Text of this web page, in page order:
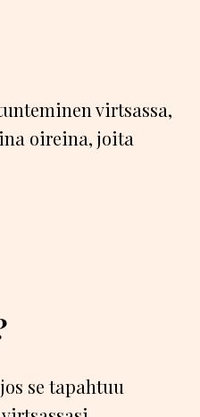
virtsassa,
oireina, joita
se tapahtuu